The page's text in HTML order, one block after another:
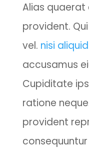
Alias quaerat
provident.
vel. nisi aliquid
accusamus
Cupiditate
ratione
provident